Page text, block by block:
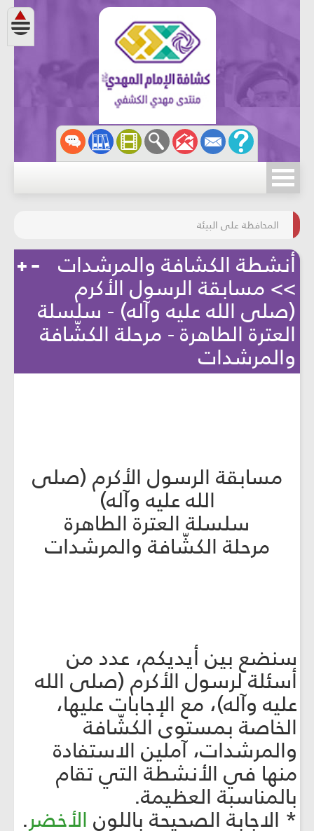
مسابقة الركب الحسينيّ
المحافظة على البيئة
أنشطة الكشافة والمرشدات
>> مسابقة الرسول الأكرم
(صلى الله عليه وآله) - سلسلة
العترة الطاهرة - مرحلة الكشّافة
والمرشدات
مسابقة الرسول الأكرم (صلى
الله عليه وآله)
سلسلة العترة الطاهرة
مرحلة الكشّافة والمرشدات
سنضع بين أيديكم، عدد من
أسئلة لرسول الأكرم (صلى الله
عليه وآله)، مع الإجابات عليها،
الخاصة بمستوى الكشّافة
والمرشدات، آملين الاستفادة
منها في الأنشطة التي تقام
بالمناسبة العظيمة.
* الاجابة الصحيحة باللون الأخضر.